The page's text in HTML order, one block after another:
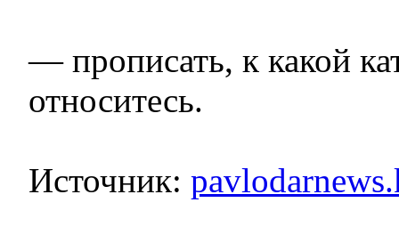
— прописать, к какой
относитесь.
Источник: